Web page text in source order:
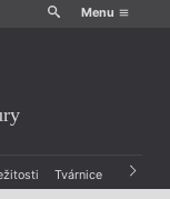
Menu
Tvárnice Archiv